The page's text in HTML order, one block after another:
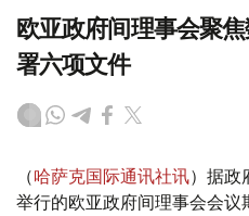
欧亚政府间理事会聚
署六项文件
（哈萨克国际通讯社讯）据政
举行的欧亚政府间理事会会